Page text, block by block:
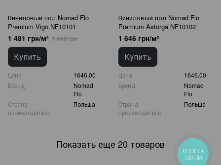
Виниловый пол Nomad Flo
Premium Vigo NF10101
1 481 грн/м² 1 646 грн
Купить
Цена
1646.00
Бренд
Nomad
Flo
Страна
производитель
Польша
Виниловый пол Nomad Flo
Premium Astorga NF10102
1 646 грн/м²
Купить
Цена
1646.00
Бренд
Nomad
Flo
Страна
производитель
Польша
Показать еще 20 товаров
КНОПКА
СВЯЗИ